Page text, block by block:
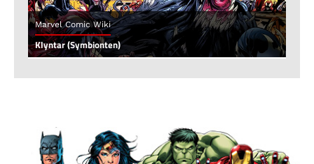
Marvel Comic Wiki
Klyntar (Symbionten)